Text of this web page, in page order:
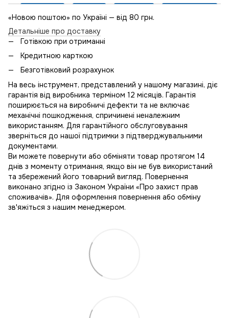
«Новою поштою» по Україні — від 80 грн.
Детальніше про доставку
Готівкою при отриманні
Кредитною карткою
Безготівковий розрахунок
На весь інструмент, представлений у нашому магазині, діє
гарантія від виробника терміном 12 місяців. Гарантія
поширюється на виробничі дефекти та не включає
механічні пошкодження, спричинені неналежним
використанням. Для гарантійного обслуговування
зверніться до нашої підтримки з підтверджувальними
документами.
Ви можете повернути або обміняти товар протягом 14
днів з моменту отримання, якщо він не був використаний
та збережений його товарний вигляд. Повернення
виконано згідно із Законом України «Про захист прав
споживачів». Для оформлення повернення або обміну
зв'яжіться з нашим менеджером.